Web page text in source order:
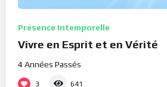
Présence Intemporelle
Vivre en Esprit et en Vérité
4 Années Passés
3 641